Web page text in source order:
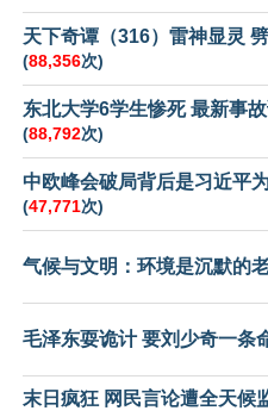
天下奇谭（316）雷神显灵
(88,356次)
东北大学6学生惨死 最新事
(88,792次)
中欧峰会破局背后是习近平
(47,771次)
气候与文明：环境是沉默的
毛泽东耍诡计 要刘少奇一条
末日疯狂 网民言论遭全天候